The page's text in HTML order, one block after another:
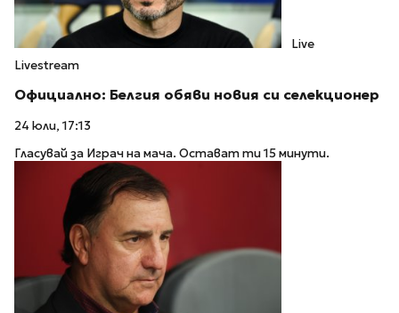
Live
Livestream
Официално: Белгия обяви новия си селекционер
24 юли, 17:13
Гласувай за Играч на мача. Остават ти 15 минути.